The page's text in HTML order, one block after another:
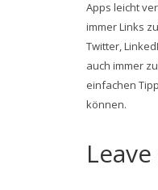
Apps leicht
immer Links
Twitter,
auch immer
einfachen
können.